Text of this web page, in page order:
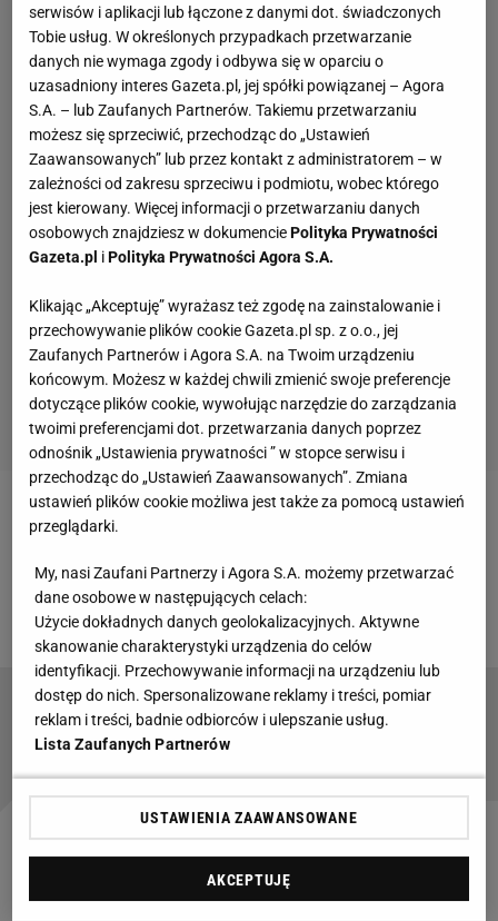
Zobacz wideo
Kliczko wykorzystuje swoją rozpoznawalność,
pieniądze i charyzmę w najlepszy sposób
"Jestem wojownikiem, więc chciałbym wygrać
przez poddanie się, decyzję lub nokaut"
serwisów i aplikacji lub łączone z danymi dot. świadczonych
Tobie usług. W określonych przypadkach przetwarzanie
danych nie wymaga zgody i odbywa się w oparciu o
uzasadniony interes Gazeta.pl, jej spółki powiązanej – Agora
S.A. – lub Zaufanych Partnerów. Takiemu przetwarzaniu
możesz się sprzeciwić, przechodząc do „Ustawień
Zaawansowanych” lub przez kontakt z administratorem – w
zależności od zakresu sprzeciwu i podmiotu, wobec którego
jest kierowany. Więcej informacji o przetwarzaniu danych
osobowych znajdziesz w dokumenciePolityka Prywatności
Gazeta.pl iPolityka Prywatności Agora S.A.
Klikając „Akceptuję” wyrażasz też zgodę na zainstalowanie i
przechowywanie plików cookie Gazeta.pl sp. z o.o., jej
Zaufanych Partnerów i Agora S.A. na Twoim urządzeniu
końcowym. Możesz w każdej chwili zmienić swoje preferencje
dotyczące plików cookie, wywołując narzędzie do zarządzania
twoimi preferencjami dot. przetwarzania danych poprzez
odnośnik „Ustawienia prywatności ” w stopce serwisu i
przechodząc do „Ustawień Zaawansowanych”. Zmiana
ustawień plików cookie możliwa jest także za pomocą ustawień
przeglądarki.
My, nasi Zaufani Partnerzy i Agora S.A. możemy przetwarzać
dane osobowe w następujących celach:
Użycie dokładnych danych geolokalizacyjnych. Aktywne
skanowanie charakterystyki urządzenia do celów
identyfikacji. Przechowywanie informacji na urządzeniu lub
dostęp do nich. Spersonalizowane reklamy i treści, pomiar
reklam i treści, badnie odbiorców i ulepszanie usług.
Lista Zaufanych Partnerów
USTAWIENIA ZAAWANSOWANE
AKCEPTUJĘ